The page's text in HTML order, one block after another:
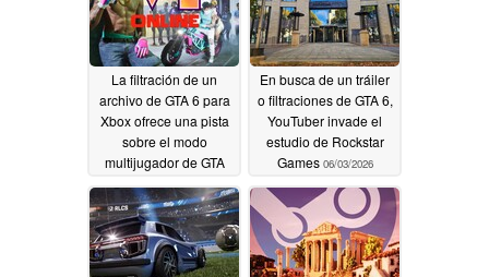
La filtración de un
archivo de GTA 6 para
Xbox ofrece una pista
sobre el modo
multijugador de GTA
06/26/2026
En busca de un tráiler
o filtraciones de GTA 6,
YouTuber invade el
estudio de Rockstar
Games 06/03/2026